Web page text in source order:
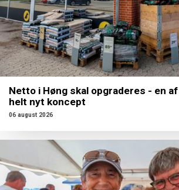
Netto i Høng skal opgraderes - en
helt nyt koncept
06 august 2026